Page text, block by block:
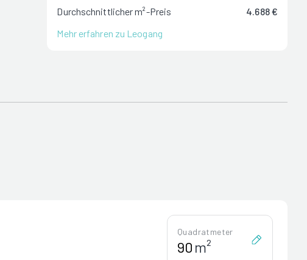
Durchschnittlicher m²-Preis
4.688 €
Mehr erfahren zu Leogang
Quadratmeter
m²